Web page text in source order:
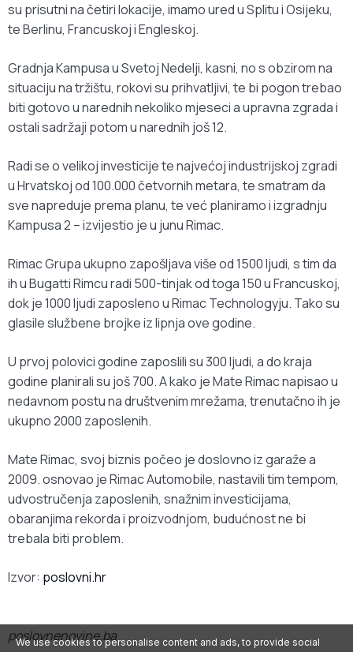
su prisutni na četiri lokacije, imamo ured u Splitu i Osijeku,
te Berlinu, Francuskoj i Engleskoj.
Gradnja Kampusa u Svetoj Nedelji, kasni, no s obzirom na
situaciju na tržištu, rokovi su prihvatljivi, te bi pogon trebao
biti gotovo u narednih nekoliko mjeseci a upravna zgrada i
ostali sadržaji potom u narednih još 12.
Radi se o velikoj investicije te najvećoj industrijskoj zgradi
u Hrvatskoj od 100.000 četvornih metara, te smatram da
sve napreduje prema planu, te već planiramo i izgradnju
Kampusa 2 – izvijestio je u junu Rimac.
Rimac Grupa ukupno zapošljava više od 1500 ljudi, s tim da
ih u Bugatti Rimcu radi 500-tinjak od toga 150 u Francuskoj,
dok je 1000 ljudi zaposleno u Rimac Technologyju. Tako su
glasile službene brojke iz lipnja ove godine.
U prvoj polovici godine zaposlili su 300 ljudi, a do kraja
godine planirali su još 700. A kako je Mate Rimac napisao u
nedavnom postu na društvenim mrežama, trenutačno ih je
ukupno 2000 zaposlenih.
Mate Rimac, svoj biznis počeo je doslovno iz garaže a
2009. osnovao je Rimac Automobile, nastavili tim tempom,
udvostručenja zaposlenih, snažnim investicijama,
obaranjima rekorda i proizvodnjom, budućnost ne bi
trebala biti problem.
Izvor: poslovni.hr
poslovnenovine.ba
We use cookies to personalise content and ads, to provide social